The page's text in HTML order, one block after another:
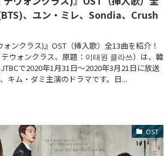
、ユン・ミレ、Sondia、Crush
ォンクラス)』OST（挿入歌）全13曲を紹介！
テウォンクラス、原題：이태원 클라쓰）は、韓
で2020年1月31日〜2020年3月21日に放送
キム・ダミ主演のドラマです。日...
OST